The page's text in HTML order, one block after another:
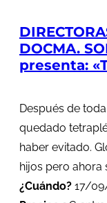
DOCMA.
presenta:
Después de
quedado
haber evitado.
hijos pero ahora
¿Cuándo? 17/